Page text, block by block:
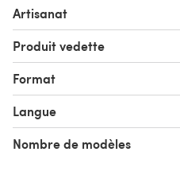
Artisanat
Produit vedette
Format
Langue
Nombre de modèles